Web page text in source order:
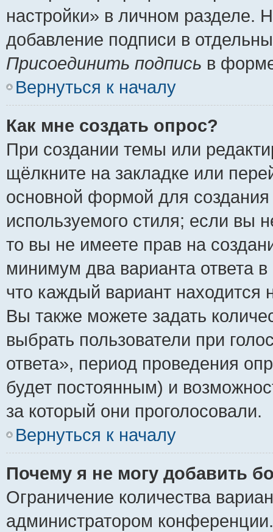
настройки» в личном разделе.
добавление подписи в
Присоединить подпись в
Вернуться к началу
Как мне создать опрос?
При создании темы или
щёлкните на закладке или
основной формой для
используемого стиля; если вы
то вы не имеете прав на
минимум два варианта ответа
что каждый вариант находится
Вы также можете задать
выбрать пользователи при
ответа», период проведения
будет постоянным) и
за который они проголосовали.
Вернуться к началу
Почему я не могу добавить
Ограничение количества
администратором